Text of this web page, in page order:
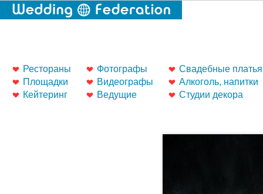
Рестораны
Площадки
Кейтеринг
Фотографы
Видеографы
Ведущие
Свадебные платья
Алкоголь, напитки
Студии декора